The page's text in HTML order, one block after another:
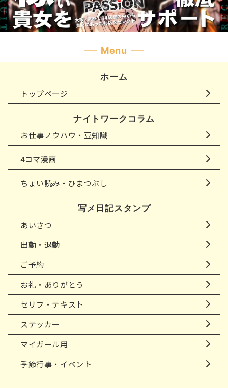
Menu
ホーム
トップページ
ナイトワークコラム
お仕事ノウハウ・豆知識
4コマ漫画
ちょい読み・ひまつぶし
写メ日記スタンプ
あいさつ
出勤・退勤
ご予約
お礼・ありがとう
セリフ・テキスト
ステッカー
マイガール用
季節行事・イベント